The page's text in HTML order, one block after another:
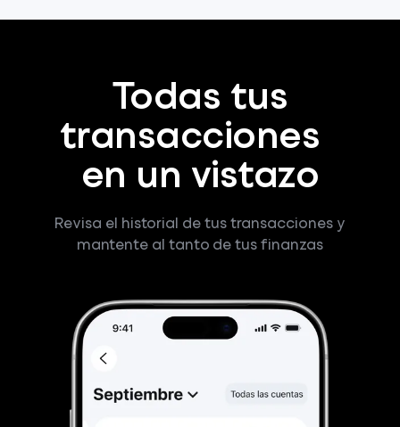
Todas tus
transacciones
en un vistazo
Revisa el historial de tus transacciones y
mantente al tanto de tus finanzas